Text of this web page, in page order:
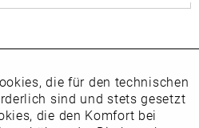
auf Instagram
Aktiv
die für den technischen
sind und stets gesetzt
die den Komfort bei